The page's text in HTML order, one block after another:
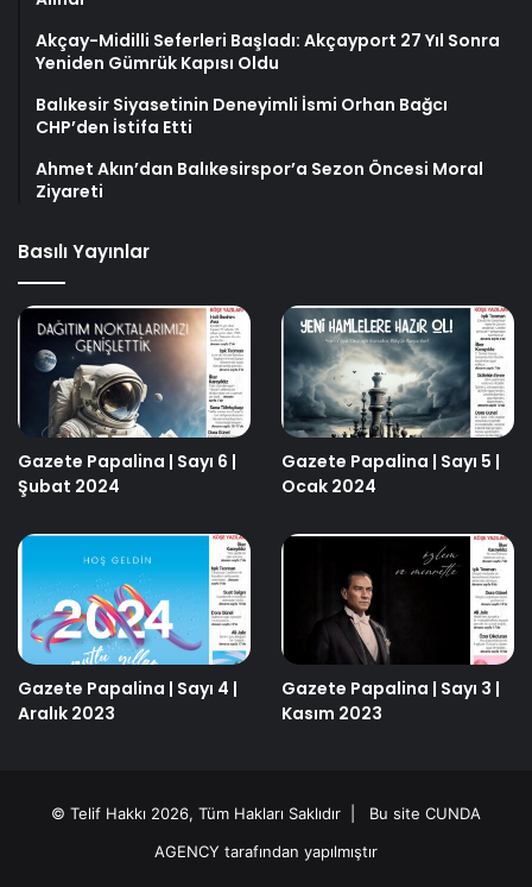
Akçay-Midilli Seferleri Başladı: Akçayport 27 Yıl Sonra
Yeniden Gümrük Kapısı Oldu
Balıkesir Siyasetinin Deneyimli İsmi Orhan Bağcı
CHP’den İstifa Etti
Ahmet Akın’dan Balıkesirspor’a Sezon Öncesi Moral
Ziyareti
Basılı Yayınlar
Gazete Papalina | Sayı 6 |
Şubat 2024
Gazete Papalina | Sayı 5 |
Ocak 2024
Gazete Papalina | Sayı 4 |
Aralık 2023
Gazete Papalina | Sayı 3 |
Kasım 2023
© Telif Hakkı 2026, Tüm Hakları Saklıdır | Bu site CUNDA
AGENCY tarafından yapılmıştır